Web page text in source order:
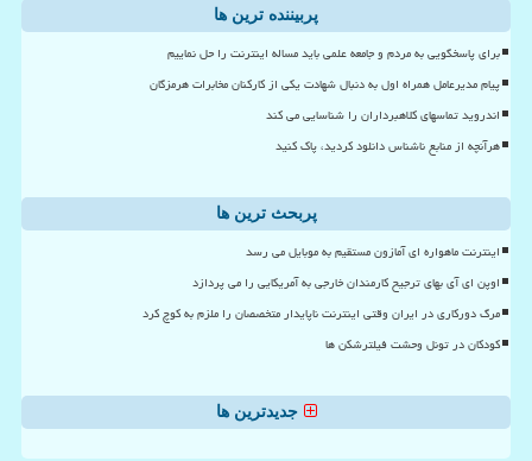
پربیننده ترین ها
برای پاسخگویی به مردم و جامعه علمی باید مساله اینترنت را حل نماییم
پیام مدیرعامل همراه اول به دنبال شهادت یکی از کارکنان مخابرات هرمزگان
اندروید تماسهای کلاهبرداران را شناسایی می کند
هرآنچه از منابع ناشناس دانلود کردید، پاک کنید
پربحث ترین ها
اینترنت ماهواره ای آمازون مستقیم به موبایل می رسد
اوپن ای آی بهای ترجیح کارمندان خارجی به آمریکایی را می پردازد
مرگ دورکاری در ایران وقتی اینترنت ناپایدار متخصصان را ملزم به کوچ کرد
کودکان در تونل وحشت فیلترشکن ها
جدیدترین ها